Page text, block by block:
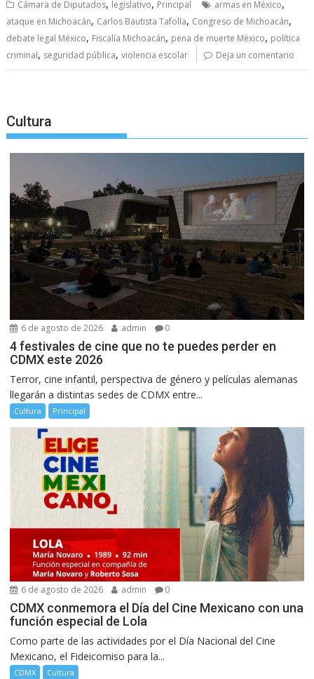
Cámara de Diputados, legislativo, Principal armas en México,
ataque en Michoacán, Carlos Bautista Tafolla, Congreso de Michoacán,
debate legal México, Fiscalía Michoacán, pena de muerte México, política
criminal, seguridad pública,violencia escolar Deja un comentario
Cultura
6 de agosto de 2026 admin 0
4 festivales de cine que no te puedes perder en
CDMX este 2026
Terror, cine infantil, perspectiva de género y películas alemanas
llegarán a distintas sedes de CDMX entre...
Cultura Principal
6 de agosto de 2026 admin 0
CDMX conmemora el Día del Cine Mexicano con una
función especial de Lola
Como parte de las actividades por el Día Nacional del Cine
Mexicano, el Fideicomiso para la...
CDMX Cultura